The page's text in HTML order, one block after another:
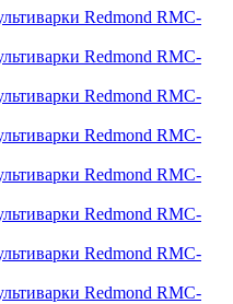
Redmond RMC-
Redmond RMC-
Redmond RMC-
Redmond RMC-
Redmond RMC-
Redmond RMC-
Redmond RMC-
Redmond RMC-